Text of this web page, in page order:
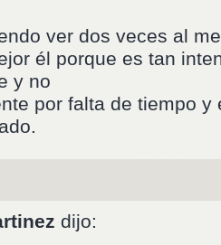
ver dos veces al
él porque es tan
y no
por falta de tiempo y
dijo: